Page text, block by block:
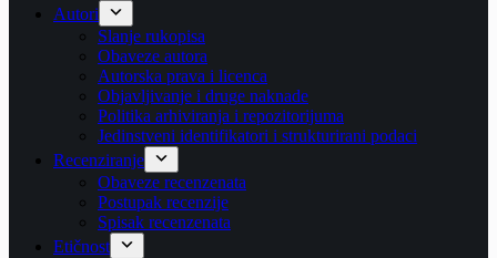
Autori
Slanje rukopisa
Obaveze autora
Autorska prava i licenca
Objavljivanje i druge naknade
Politika arhiviranja i repozitorijuma
Jedinstveni identifikatori i strukturirani podaci
Recenziranje
Obaveze recenzenata
Postupak recenzije
Spisak recenzenata
Etičnost